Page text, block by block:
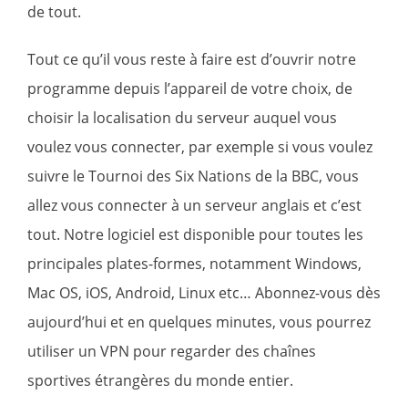
de tout.
Tout ce qu’il vous reste à faire est d’ouvrir notre
programme depuis l’appareil de votre choix, de
choisir la localisation du serveur auquel vous
voulez vous connecter, par exemple si vous voulez
suivre le Tournoi des Six Nations de la BBC, vous
allez vous connecter à un serveur anglais et c’est
tout. Notre logiciel est disponible pour toutes les
principales plates-formes, notammentWindows,
Mac OS, iOS, Android, Linux etc… Abonnez-vous dès
aujourd’hui et en quelques minutes, vous pourrez
utiliser un VPN pour regarder des chaînes
sportives étrangères du monde entier.